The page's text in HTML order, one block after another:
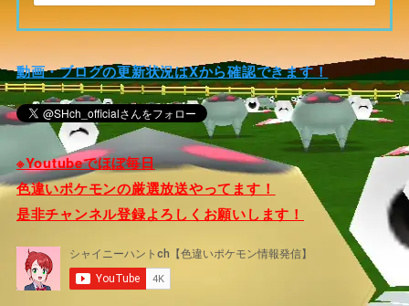
動画・ブログの更新状況はXから確認できます！
※Youtubeでほぼ毎日
色違いポケモンの厳選放送やってます！
是非チャンネル登録よろしくお願いします！